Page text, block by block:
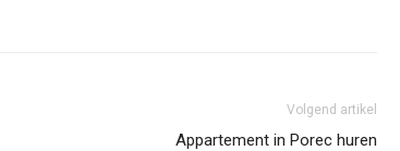
Volgend artikel
Appartement in Porec huren